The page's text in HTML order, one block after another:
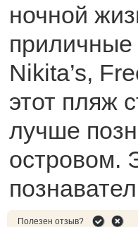
ночной
Nikita’s,
этот пляж
лучше
островом.
Полезен отзыв?